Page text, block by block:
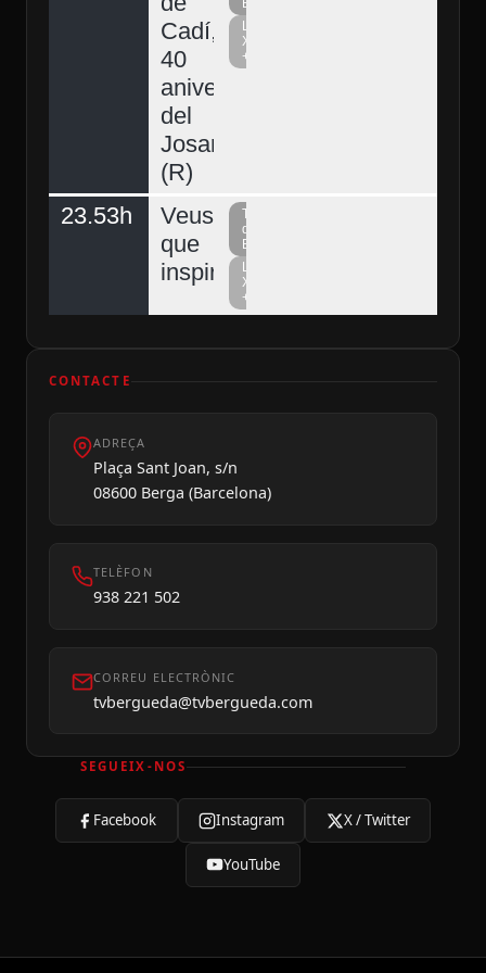
Cadí,
40
aniversari
del
Josart
(R)
Berguedà
La
Xarxa
+
23.53h
Veus
que
inspiren
Televisió
del
Berguedà
La
Xarxa
+
CONTACTE
ADREÇA
Plaça Sant Joan, s/n
08600 Berga (Barcelona)
TELÈFON
938 221 502
CORREU ELECTRÒNIC
tvbergueda@tvbergueda.com
SEGUEIX-NOS
Facebook Instagram X / Twitter
YouTube